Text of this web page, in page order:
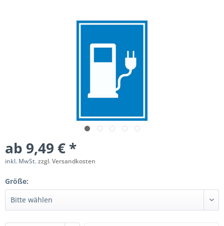
ab 9,49 € *
inkl. MwSt.zzgl. Versandkosten
Größe: